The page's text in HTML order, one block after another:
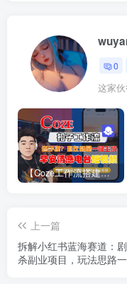
0
这家
【Coze工作流搭建实操教程】【coze】早安情感电台日签视频还在手动做？用扣子工作流自动生成，省时90%
上一篇
拆解小红书蓝海赛道：
杀副业项目，玩法思路